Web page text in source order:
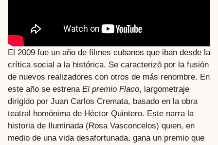
El 2009 fue un año de filmes cubanos que iban desde la
crítica social a la histórica. Se caracterizó por la fusión
de nuevos realizadores con otros de más renombre. En
este año se estrena El premio Flaco, largometraje
dirigido por Juan Carlos Cremata, basado en la obra
teatral homónima de Héctor Quintero. Este narra la
historia de Iluminada (Rosa Vasconcelos) quien, en
medio de una vida desafortunada, gana un premio que